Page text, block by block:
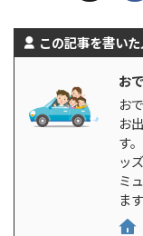
この記事を書いた
お
お
お
す
ッ
ミ
ます